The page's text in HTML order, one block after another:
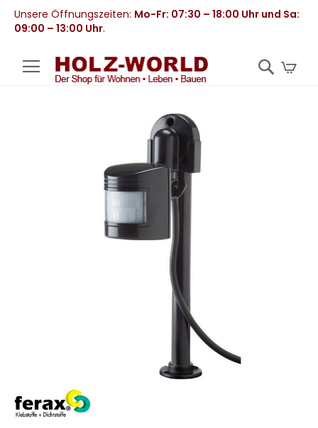
Unsere Öffnungszeiten: Mo-Fr: 07:30 – 18:00 Uhr und Sa:
09:00 – 13:00 Uhr.
Zum
Anfang